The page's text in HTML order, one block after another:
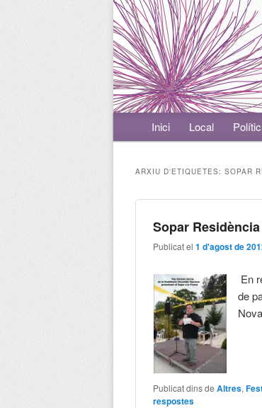
Menú principalAneu al contingut
Aneu al contingut
Inici Local
ARXIU D'ETIQUETES: SOPAR
Sopar
Publicat el1 d'agost de
En
de
Publicat dins de Altres,
respostes